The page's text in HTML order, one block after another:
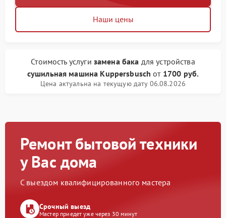
Наши цены
Стоимость услуги замена бака для устройства
сушильная машина Kuppersbusch от 1700 руб.
Цена актуальна на текущую дату 06.08.2026
Ремонт бытовой техники
у Вас дома
С выездом квалифицированного мастера
Срочный выезд
Мастер приедет уже через 30 минут